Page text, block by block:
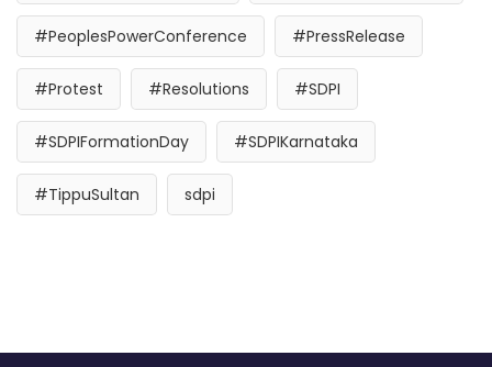
#PeoplesPowerConference #PressRelease
#Protest #Resolutions #SDPI
#SDPIFormationDay #SDPIKarnataka
#TippuSultan sdpi